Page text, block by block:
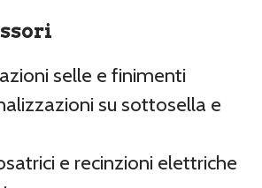
selle e finimenti
su sottosella e
e recinzioni elettriche